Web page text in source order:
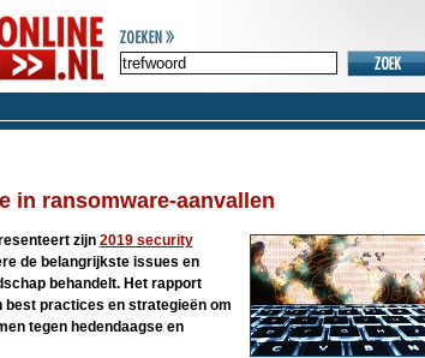
in ransomware-aanvallen
zijn 2019 security
de belangrijkste issues en
behandelt. Het rapport
practices en strategieën om
tegen hedendaagse en